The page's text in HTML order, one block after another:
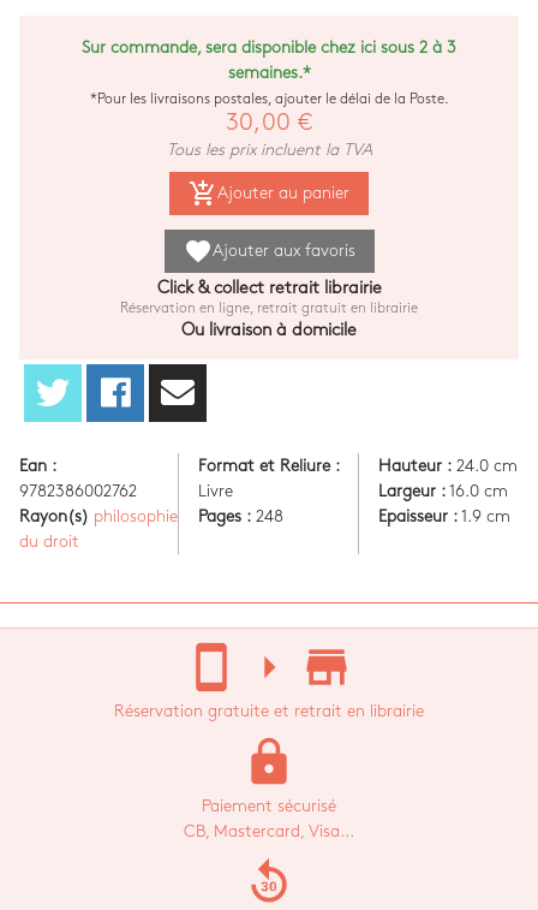
Sur commande, sera disponible chez ici sous 2 à 3
semaines.*
*Pour les livraisons postales, ajouter le délai de la Poste.
30,00 €
Tous les prix incluent la TVA
add_shopping_cart Ajouter au panier
favoriteAjouter aux favoris
Click & collect retrait librairie
Réservation en ligne, retrait gratuit en librairie
Ou livraison à domicile
Ean :
9782386002762
Rayon(s) philosophie
du droit
Format et Reliure :
Livre
Pages : 248
Hauteur :24.0 cm
Largeur :16.0 cm
Epaisseur :1.9 cm
stay_current_portrait arrow_right store_mall_directory
Réservation gratuite et retrait en librairie
lock
Paiement sécurisé
CB, Mastercard, Visa...
replay_30